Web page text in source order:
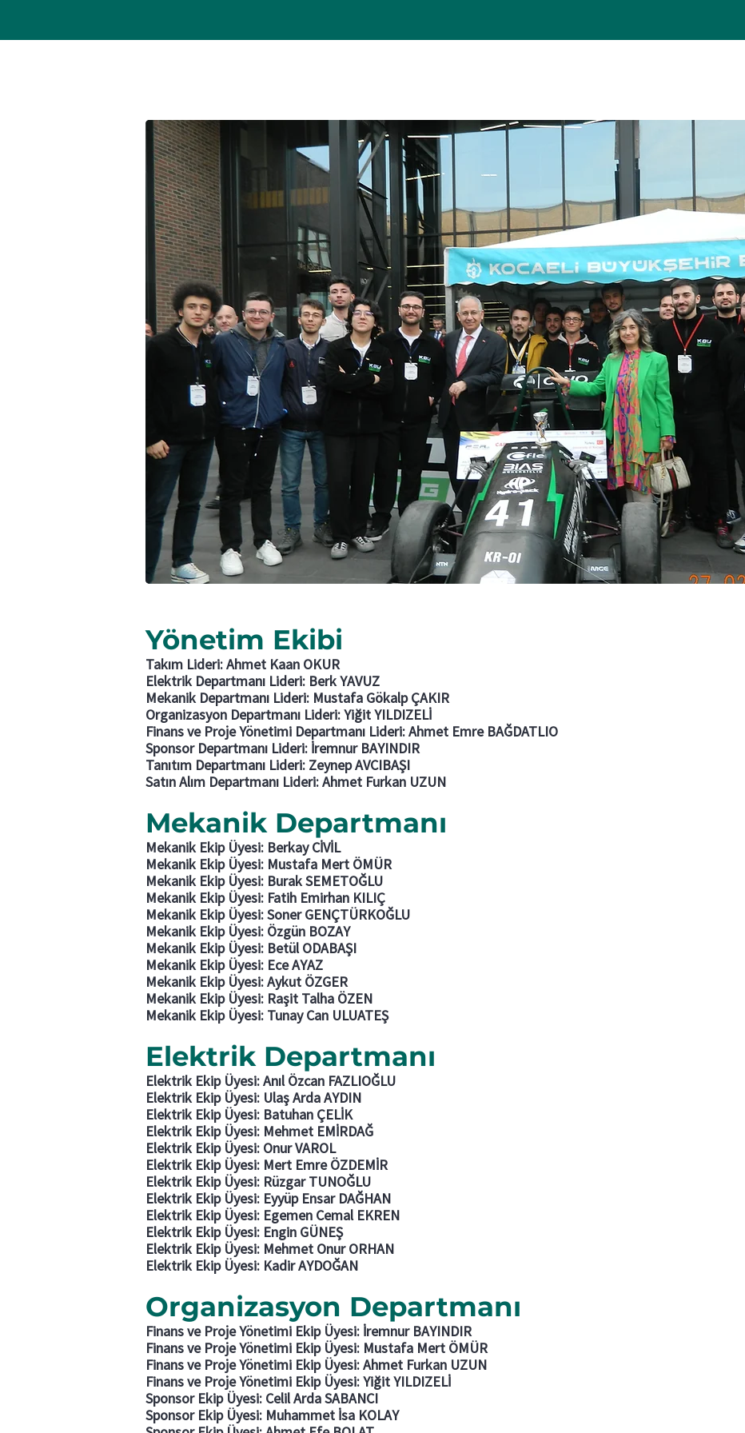
Yönetim Ekibi
Takım Lideri: Ahmet Kaan OKUR
Elektrik Departmanı Lideri: Berk YAVUZ
Mekanik Departmanı Lideri: Mustafa Gökalp ÇAKIR
Organizasyon Departmanı Lideri: Yiğit YILDIZELİ
Finans ve Proje Yönetimi Departmanı Lideri: Ahmet Emre BAĞDATLIO
Sponsor Departmanı Lideri: İremnur BAYINDIR
Tanıtım Departmanı Lideri: Zeynep AVCIBAŞI
Satın Alım Departmanı Lideri: Ahmet Furkan UZUN
Mekanik Departmanı
Mekanik Ekip Üyesi: Berkay CİVİL
Mekanik Ekip Üyesi: Mustafa Mert ÖMÜR
Mekanik Ekip Üyesi: Burak SEMETOĞLU
Mekanik Ekip Üyesi: Fatih Emirhan KILIÇ
Mekanik Ekip Üyesi: Soner GENÇTÜRKOĞLU
Mekanik Ekip Üyesi: Özgün BOZAY
Mekanik Ekip Üyesi: Betül ODABAŞI
Mekanik Ekip Üyesi: Ece AYAZ
Mekanik Ekip Üyesi: Aykut ÖZGER
Mekanik Ekip Üyesi: Raşit Talha ÖZEN
Mekanik Ekip Üyesi: Tunay Can ULUATEŞ
Elektrik Departmanı
Elektrik Ekip Üyesi: Anıl Özcan FAZLIOĞLU
Elektrik Ekip Üyesi: Ulaş Arda AYDIN
Elektrik Ekip Üyesi: Batuhan ÇELİK
Elektrik Ekip Üyesi: Mehmet EMİRDAĞ
Elektrik Ekip Üyesi: Onur VAROL
Elektrik Ekip Üyesi: Mert Emre ÖZDEMİR
Elektrik Ekip Üyesi: Rüzgar TUNOĞLU
Elektrik Ekip Üyesi: Eyyüp Ensar DAĞHAN
Elektrik Ekip Üyesi: Egemen Cemal EKREN
Elektrik Ekip Üyesi: Engin GÜNEŞ
Elektrik Ekip Üyesi: Mehmet Onur ORHAN
Elektrik Ekip Üyesi: Kadir AYDOĞAN
Organizasyon Departmanı
Finans ve Proje Yönetimi Ekip Üyesi: İremnur BAYINDIR
Finans ve Proje Yönetimi Ekip Üyesi: Mustafa Mert ÖMÜR
Finans ve Proje Yönetimi Ekip Üyesi: Ahmet Furkan UZUN
Finans ve Proje Yönetimi Ekip Üyesi: Yiğit YILDIZELİ
Sponsor Ekip Üyesi: Celil Arda SABANCI
Sponsor Ekip Üyesi: Muhammet İsa KOLAY